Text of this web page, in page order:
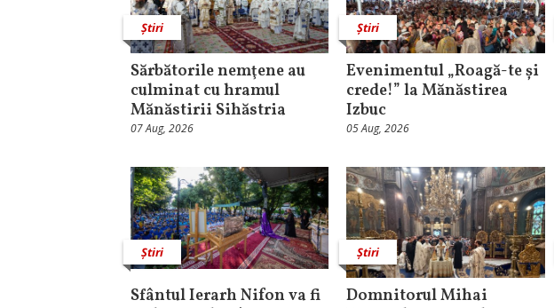
Știri
Sărbătorile nemţene au
culminat cu hramul
Mănăstirii Sihăstria
07 Aug, 2026
Știri
Evenimentul „Roagă-te și
crede!” la Mănăstirea
Izbuc
05 Aug, 2026
Știri
Sfântul Ierarh Nifon va fi
Știri
Domnitorul Mihai